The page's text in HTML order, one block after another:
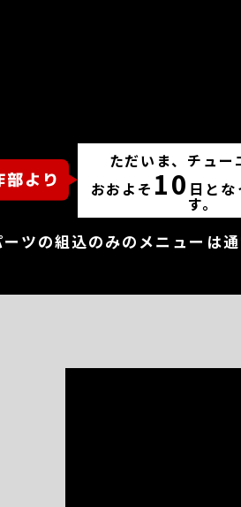
ただいま、チュ
おおよそ 10 日とな
す。
ツの組込のみのメニューは通